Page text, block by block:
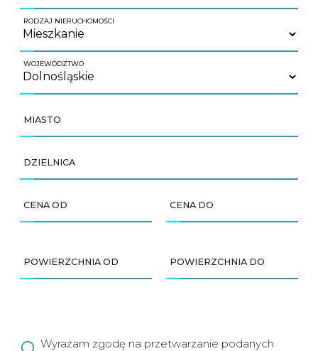
RODZAJ NIERUCHOMOŚCI
WOJEWÓDZTWO
MIASTO
DZIELNICA
CENA OD CENA DO
POWIERZCHNIA OD POWIERZCHNIA DO
Wyrażam zgodę na przetwarzanie podanych